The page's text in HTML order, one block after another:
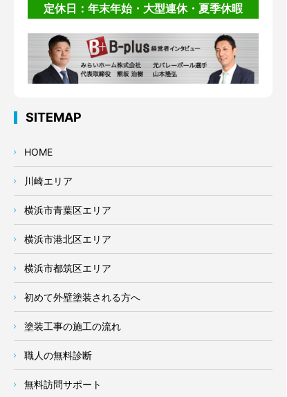
定休日：年末年始・大型連休・夏季休暇
SITEMAP
HOME
川崎エリア
横浜市青葉区エリア
横浜市港北区エリア
横浜市都筑区エリア
初めて外壁塗装される方へ
塗装工事の施工の流れ
職人の無料診断
無料訪問サポート